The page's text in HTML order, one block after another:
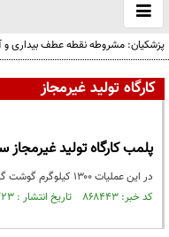
باز
و
پزشکیان: مشروطه نقطه عطف بیداری و
کارگاه تولید غیرمجاز
پلمب کارگاه تولید
در این عملیات ۱۳۰۰ کیلوگرم گوشت گراز کشف شد؛ ۸ نفر هم دستگیر شدند.
کد خبر: ۸۶۸۴۴۳ تاریخ انتشار : ۱۴۰۴/۰۲/۲۳